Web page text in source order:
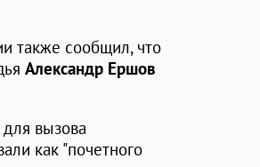
также сообщил, что
Александр Ершов
вызова
как "почетного